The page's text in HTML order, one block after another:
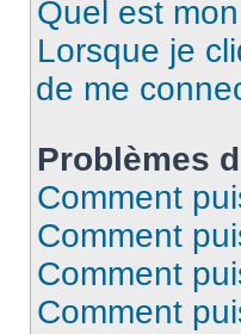
Quel est
Lorsque je
de me
Problèmes
Comment
Comment
Comment
Comment